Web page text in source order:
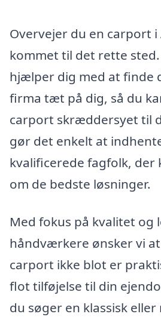
Overvejer du en carport i
kommet til det rette
hjælper dig med at finde
firma tæt på dig, så du
carport skræddersyet til
gør det enkelt at
kvalificerede fagfolk, der
om de bedste løsninger.
Med fokus på kvalitet og
håndværkere ønsker vi
carport ikke blot er
flot tilføjelse til din
du søger en klassisk